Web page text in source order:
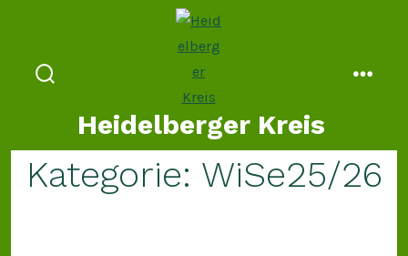
springen
Heidelberger Kreis
Kategorie: WiSe25/26